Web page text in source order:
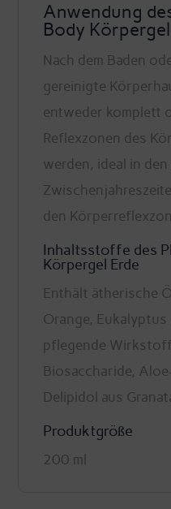
Anwendung
Body
Nach dem Baden
gereinigte
entweder komplett
Reflexzonen des
werden, ideal in
den
Inhaltsstoffe des
Körpergel Erde
Enthält ätherische
Orange, Eukalyptus
pflegende
Biosaccharide,
Delipidol aus
Produktgröße
200 ml